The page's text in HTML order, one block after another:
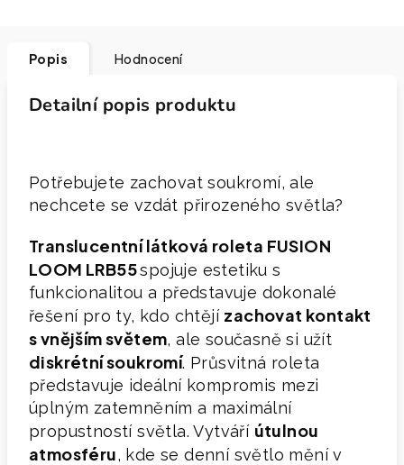
Popis Hodnocení
Detailní popis produktu
Potřebujete zachovat soukromí, ale
nechcete se vzdát přirozeného světla?
Translucentní látková roleta FUSION
LOOM LRB55spojuje estetiku s
funkcionalitou a představuje dokonalé
řešení pro ty, kdo chtějí zachovat kontakt
s vnějším světem, ale současně si užít
diskrétní soukromí. Průsvitná roleta
představuje ideální kompromis mezi
úplným zatemněním a maximální
propustností světla. Vytváří útulnou
atmosféru, kde se denní světlo mění v